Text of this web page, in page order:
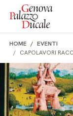
Salta al contenuto
HOME
EVENTI
CAPOLAVORI